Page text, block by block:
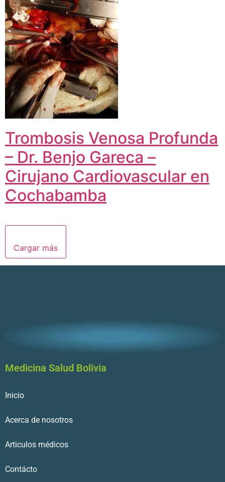
Trombosis Venosa Profunda
– Dr. Benjo Gareca –
Cirujano Cardiovascular en
Cochabamba
Cargar más
Medicina Salud Bolivia
Inicio
Acerca de nosotros
Articulos médicos
Contácto